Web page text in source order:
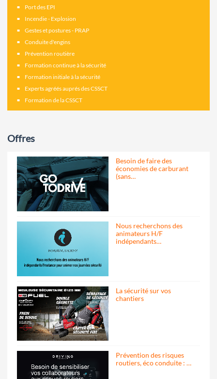
Port des EPI
Incendie - Explosion
Gestes et postures - PRAP
Conduite d'engins
Prévention routière
Formation continue à la sécurité
Formation initiale à la sécurité
Experts agréés auprés des CSSCT
Formation de la CSSCT
Offres
Besoin de faire des
économies de carburant
(sans…
Nous recherchons des
animateurs H/F
indépendants…
La sécurité sur vos
chantiers
Prévention des risques
routiers, éco conduite : …